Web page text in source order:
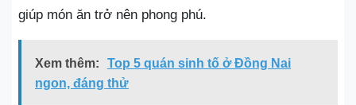
giúp món ăn trở nên phong phú.
Xem thêm:
Top 5 quán sinh tố ở Đồng Nai
ngon, đáng thử